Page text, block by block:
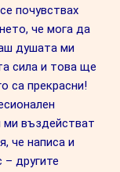
почувствах
че мога да
душата ми
сила и това ще
са прекрасни!
ми въздействат
че написа и
– другите